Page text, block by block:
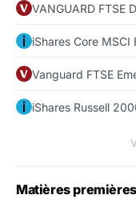
VANGUARD FTSE
iShares Core MSCI
Vanguard FTSE
iShares Russell
Matières